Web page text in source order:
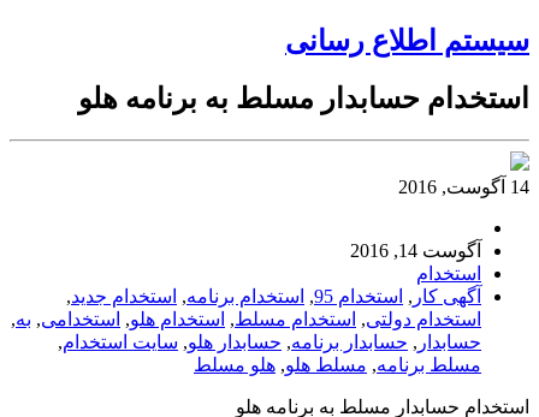
سیستم اطلاع رسانی
استخدام حسابدار مسلط به برنامه هلو
14 آگوست, 2016
آگوست 14, 2016
استخدام
آگهی کار , استخدام 95 , استخدام برنامه, استخدام جدید,
استخدام دولتی, استخدام مسلط, استخدام هلو, استخدامی, به,
حسابدار , حسابدار برنامه, حسابدار هلو, سایت استخدام,
مسلط برنامه, مسلط هلو, هلو مسلط
استخدام حسابدار مسلط به برنامه هلو